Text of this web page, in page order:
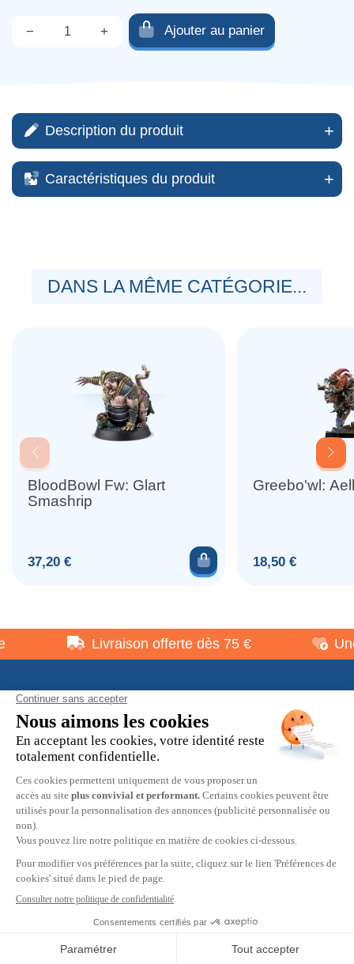
− + Ajouter au panier
Description du produit
Caractéristiques du produit
DANS LA MÊME CATÉGORIE...
BloodBowl Fw: Glart
Smashrip
Prix
37,20 € Ajouter au panier
Greebo'wl:
Prix
18,50 €
Livraison offerte dès 75 € Une
À propos
Informations pratiques
Restons en contact
© 2026 HOBBY MAX -Mentions légales
confidentialité-Préférences cookies-